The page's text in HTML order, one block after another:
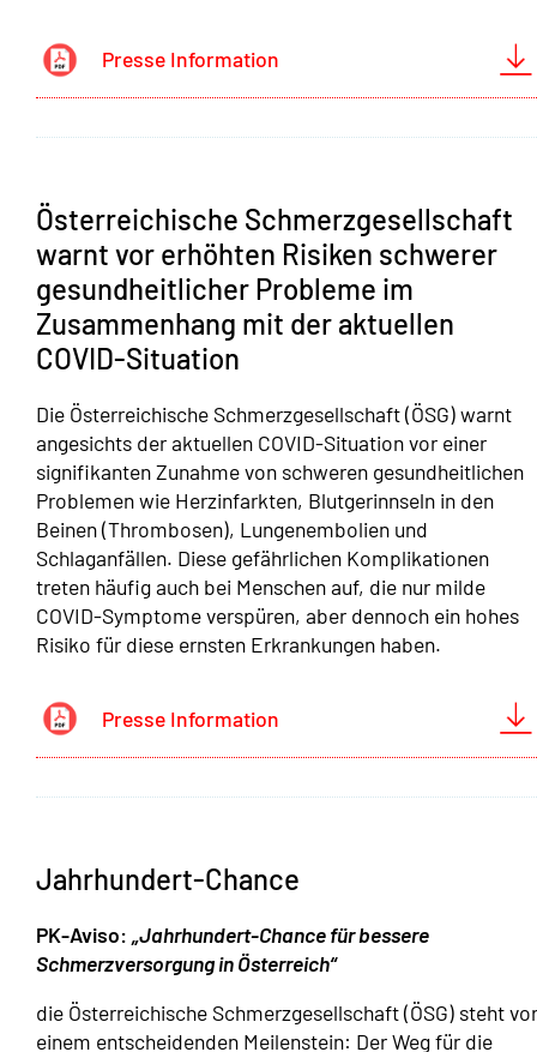
Presse Information
Österreichische Schmerzgesellschaft
warnt vor erhöhten Risiken schwerer
gesundheitlicher Probleme im
Zusammenhang mit der aktuellen
COVID-Situation
Die Österreichische Schmerzgesellschaft (ÖSG) warnt
angesichts der aktuellen COVID-Situation vor einer
signifikanten Zunahme von schweren gesundheitlichen
Problemen wie Herzinfarkten, Blutgerinnseln in den
Beinen (Thrombosen), Lungenembolien und
Schlaganfällen. Diese gefährlichen Komplikationen
treten häufig auch bei Menschen auf, die nur milde
COVID-Symptome verspüren, aber dennoch ein hohes
Risiko für diese ernsten Erkrankungen haben.
Presse Information
Jahrhundert-Chance
PK-Aviso: „Jahrhundert-Chance für bessere
Schmerzversorgung in Österreich“
die Österreichische Schmerzgesellschaft (ÖSG) steht vor
einem entscheidenden Meilenstein: Der Weg für die